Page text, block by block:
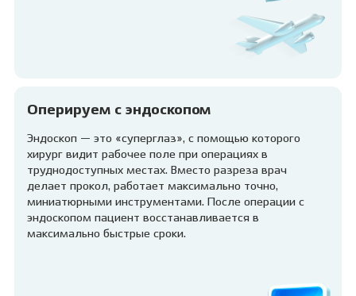
Оперируем с эндоскопом
Эндоскоп — это «суперглаз», c помощью которого
хирург видит рабочее поле при операциях в
труднодоступных местах. Вместо разреза врач
делает прокол, работает максимально точно,
миниатюрными инструментами. После операции с
эндоскопом пациент восстанавливается в
максимально быстрые сроки.